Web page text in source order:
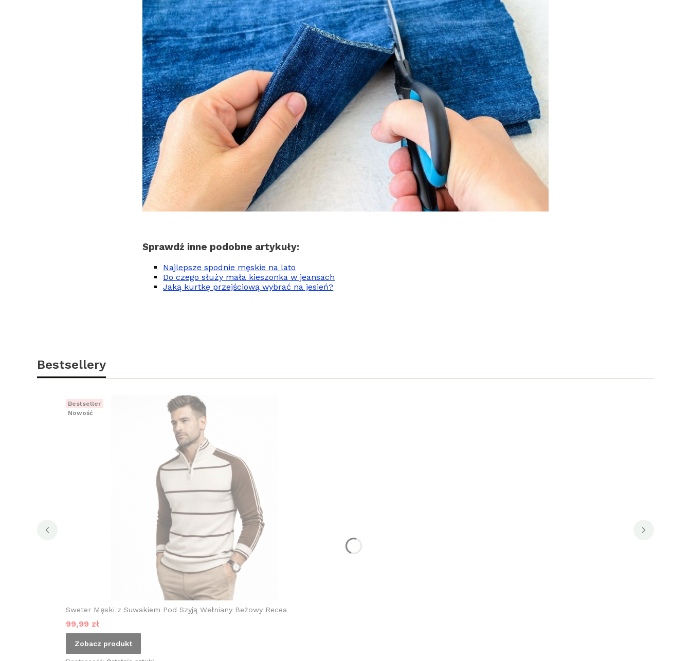
Sprawdź inne podobne artykuły:
Najlepsze spodnie męskie na lato
Do czego służy mała kieszonka w jeansach
Jaką kurtkę przejściową wybrać na jesień?
Bestsellery
Bestseller
Nowość
Sweter Męski z Suwakiem Pod Szyją Wełniany Beżowy Recea
Cena promocyjna
99,99 zł
Zobacz produkt